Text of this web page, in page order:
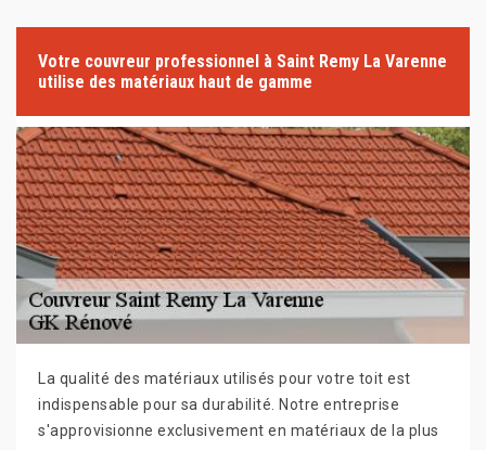
Votre couvreur professionnel à Saint Remy La Varenne
utilise des matériaux haut de gamme
La qualité des matériaux utilisés pour votre toit est
indispensable pour sa durabilité. Notre entreprise
s'approvisionne exclusivement en matériaux de la plus